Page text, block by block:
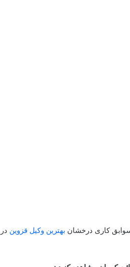
کاری درخشان بهترین وکیل قزوین در